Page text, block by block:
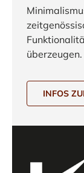
überzeugen.
INFOS